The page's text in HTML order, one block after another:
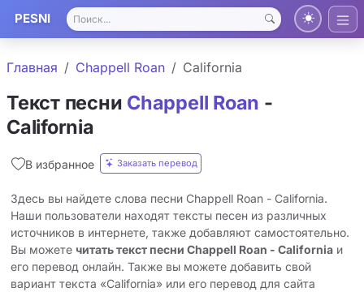
PESNI
Главная Chappell Roan California
Текст песни Chappell Roan -
California
В избранное Заказать перевод
Здесь вы найдете слова песни Chappell Roan - California.
Наши пользователи находят тексты песен из различных
источников в интернете, также добавляют самостоятельно.
Вы можете читать текст песни Chappell Roan - California и
его перевод онлайн. Также вы можете добавить свой
вариант текста «California» или его перевод для сайта